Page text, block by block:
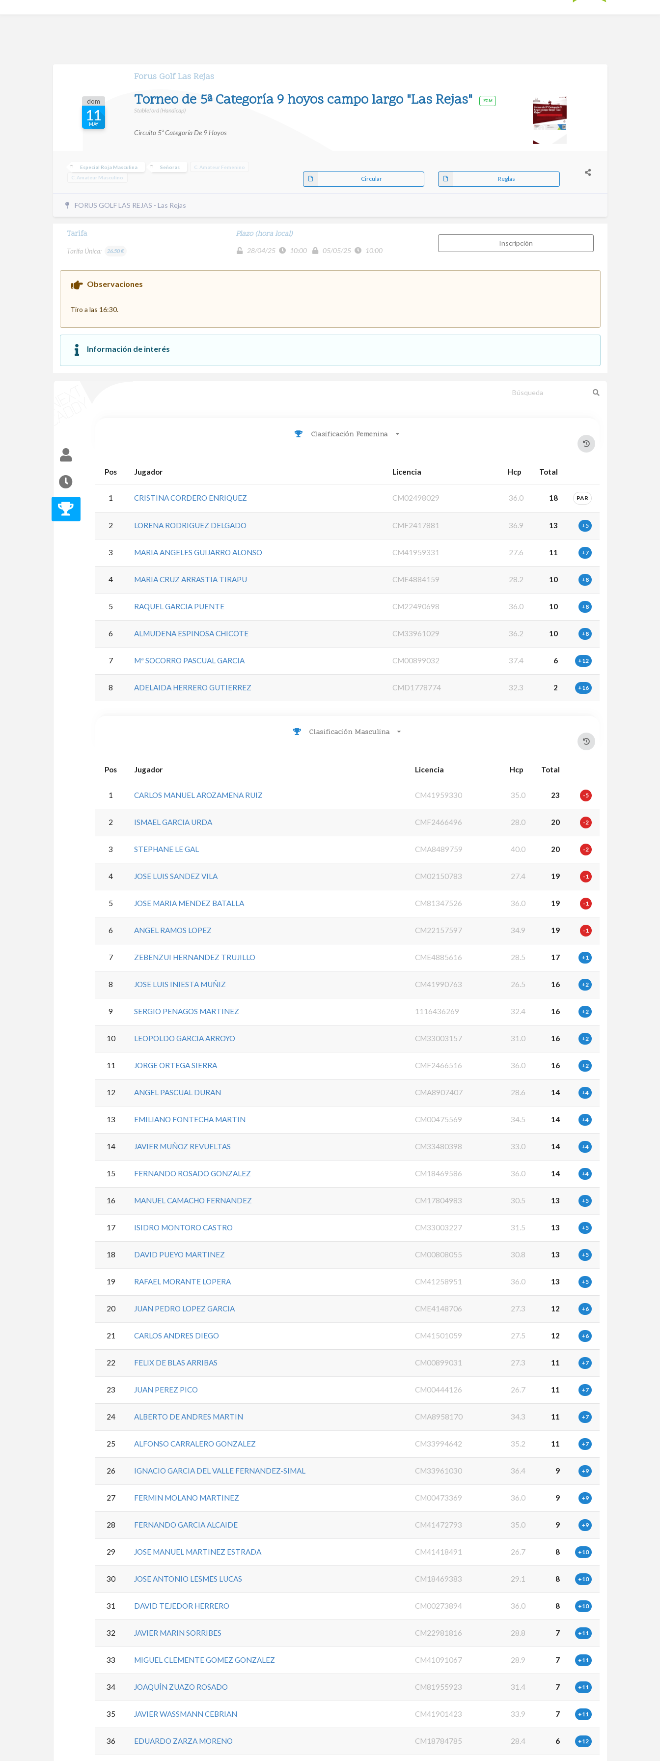
Forus Golf Las Rejas
dom
11
MAY
Torneo de 5ª Categoría 9 hoyos campo largo "Las Rejas" FGM
Stableford (Handicap)
Circuito 5ª Categoría De 9 Hoyos
Especial Roja Masculina Señoras
C. Amateur Femenino
C. Amateur Masculino
Circular Reglas
FORUS GOLF LAS REJAS - Las Rejas
Tarifa
Tarifa Única: 26.50 €
Plazo (hora local)
28/04/25 10:00 05/05/25 10:00
Inscripción
Observaciones
Tiro a las 16:30.
Información de interés
Clasificación Femenina
Pos Jugador Licencia Hcp Total
1 CRISTINA CORDERO ENRIQUEZ CM02498029 36.0 18 PAR
2 LORENA RODRIGUEZ DELGADO CMF2417881 36.9 13 +5
3 MARIA ANGELES GUIJARRO ALONSO CM41959331 27.6 11 +7
4 MARIA CRUZ ARRASTIA TIRAPU CME4884159 28.2 10 +8
5 RAQUEL GARCIA PUENTE CM22490698 36.0 10 +8
6 ALMUDENA ESPINOSA CHICOTE CM33961029 36.2 10 +8
7 Mª SOCORRO PASCUAL GARCIA CM00899032 37.4 6 +12
8 ADELAIDA HERRERO GUTIERREZ CMD1778774 32.3 2 +16
Clasificación Masculina
Pos Jugador Licencia Hcp Total
1 CARLOS MANUEL AROZAMENA RUIZ CM41959330 35.0 23 -5
2 ISMAEL GARCIA URDA CMF2466496 28.0 20 -2
3 STEPHANE LE GAL CMA8489759 40.0 20 -2
4 JOSE LUIS SANDEZ VILA CM02150783 27.4 19 -1
5 JOSE MARIA MENDEZ BATALLA CM81347526 36.0 19 -1
6 ANGEL RAMOS LOPEZ CM22157597 34.9 19 -1
7 ZEBENZUI HERNANDEZ TRUJILLO CME4885616 28.5 17 +1
8 JOSE LUIS INIESTA MUÑIZ CM41990763 26.5 16 +2
9 SERGIO PENAGOS MARTINEZ 1116436269 32.4 16 +2
10 LEOPOLDO GARCIA ARROYO CM33003157 31.0 16 +2
11 JORGE ORTEGA SIERRA CMF2466516 36.0 16 +2
12 ANGEL PASCUAL DURAN CMA8907407 28.6 14 +4
13 EMILIANO FONTECHA MARTIN CM00475569 34.5 14 +4
14 JAVIER MUÑOZ REVUELTAS CM33480398 33.0 14 +4
15 FERNANDO ROSADO GONZALEZ CM18469586 36.0 14 +4
16 MANUEL CAMACHO FERNANDEZ CM17804983 30.5 13 +5
17 ISIDRO MONTORO CASTRO CM33003227 31.5 13 +5
18 DAVID PUEYO MARTINEZ CM00808055 30.8 13 +5
19 RAFAEL MORANTE LOPERA CM41258951 36.0 13 +5
20 JUAN PEDRO LOPEZ GARCIA CME4148706 27.3 12 +6
21 CARLOS ANDRES DIEGO CM41501059 27.5 12 +6
22 FELIX DE BLAS ARRIBAS CM00899031 27.3 11 +7
23 JUAN PEREZ PICO CM00444126 26.7 11 +7
24 ALBERTO DE ANDRES MARTIN CMA8958170 34.3 11 +7
25 ALFONSO CARRALERO GONZALEZ CM33994642 35.2 11 +7
26 IGNACIO GARCIA DEL VALLE FERNANDEZ-SIMAL CM33961030 36.4 9 +9
27 FERMIN MOLANO MARTINEZ CM00473369 36.0 9 +9
28 FERNANDO GARCIA ALCAIDE CM41472793 35.0 9 +9
29 JOSE MANUEL MARTINEZ ESTRADA CM41418491 26.7 8 +10
30 JOSE ANTONIO LESMES LUCAS CM18469383 29.1 8 +10
31 DAVID TEJEDOR HERRERO CM00273894 36.0 8 +10
32 JAVIER MARIN SORRIBES CM22981816 28.8 7 +11
33 MIGUEL CLEMENTE GOMEZ GONZALEZ CM41091067 28.9 7 +11
34 JOAQUÍN ZUAZO ROSADO CM81955923 31.4 7 +11
35 JAVIER WASSMANN CEBRIAN CM41901423 33.9 7 +11
36 EDUARDO ZARZA MORENO CM18784785 28.4 6 +12